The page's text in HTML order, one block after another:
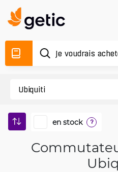
en stock ?